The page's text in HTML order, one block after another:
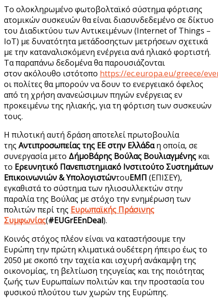
Το ολοκληρωμένο φωτοβολταϊκό σύστημαφόρτισης
ατομικών συσκευών θα είναι διασυνδεδεμένο σε δίκτυο
του Διαδικτύου των Αντικειμένων (Internet of Things –
ΙοΤ) με δυνατότηταμετάδοσηςτων μετρήσεων σχετικά
με την καταναλισκόμενη ενέργεια ανά ηλιακό φορτιστή.
Τα παραπάνω δεδομένα θα παρουσιάζονται
στον ακόλουθο ιστότοπο https://ec.europa.eu/greece/
οι πολίτες θα μπορούν να δουν το ενεργειακό όφελος
από τη χρήση ανανεώσιμων πηγών ενέργειας εν
προκειμένω της ηλιακής, για τη φόρτιση των συσκευών
τους.
Η πιλοτική αυτή δράση αποτελεί πρωτοβουλία
της Αντιπροσωπείας της ΕΕ στην Ελλάδαη οποία, σε
συνεργασία μετο ΔήμοΒάρης Βούλας Βουλιαγμένης και
το Ερευνητικό Πανεπιστημιακό Ινστιτούτο Συστημάτων
Επικοινωνιών & ΥπολογιστώντουΕΜΠ (ΕΠΙΣΕΥ),
εγκαθιστά το σύστημα των ηλιοσυλλεκτών στην
παραλία της Βούλας με στόχο την ενημέρωση των
πολιτών περί της Ευρωπαϊκής Πράσινης
Συμφωνίας(#EUGrEEnDeal).
Κοινός στόχος πλέον είναι να καταστήσουμε την
Ευρώπη την πρώτη κλιματικά ουδέτερη ήπειρο έως το
2050 με σκοπό την ταχεία και ισχυρή ανάκαμψη της
οικονομίας, τη βελτίωση τηςυγείας και της ποιότητας
ζωής των Ευρωπαίων πολιτών και την προστασία του
φυσικού πλούτου των χωρών της Ευρώπης.